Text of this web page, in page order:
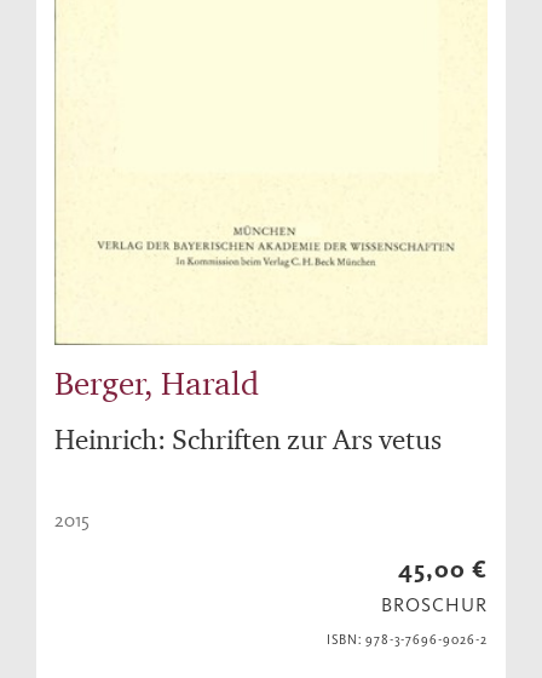
Berger, Harald
Heinrich: Schriften zur Ars vetus
2015
45,00 €
BROSCHUR
ISBN: 978-3-7696-9026-2